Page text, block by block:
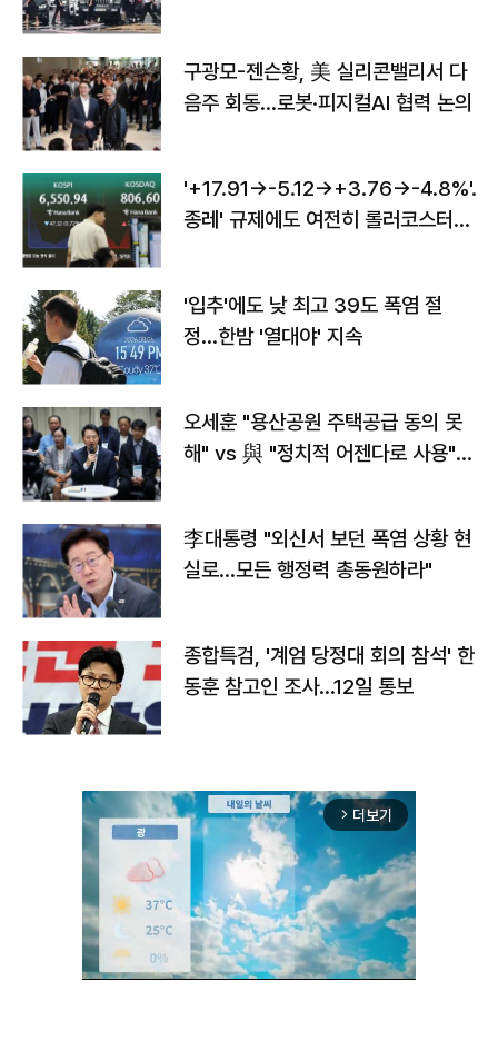
구광모-젠슨황, 美 실리콘밸리서 다
음주 회동…로봇·피지컬AI 협력 논의
'+17.91→-5.12→+3.76→-4.8%'…'
종레' 규제에도 여전히 롤러코스터
'입추'에도 낮 최고 39도 폭염 절
정…한밤 '열대야' 지속
오세훈 "용산공원 주택공급 동의 못
해" vs 與 "정치적 어젠다로 사용"
李대통령 "외신서 보던 폭염 상황 현
실로…모든 행정력 총동원하라"
종합특검, '계엄 당정대 회의 참석' 한
동훈 참고인 조사...12일 통보
arrow_forward_ios 더보기